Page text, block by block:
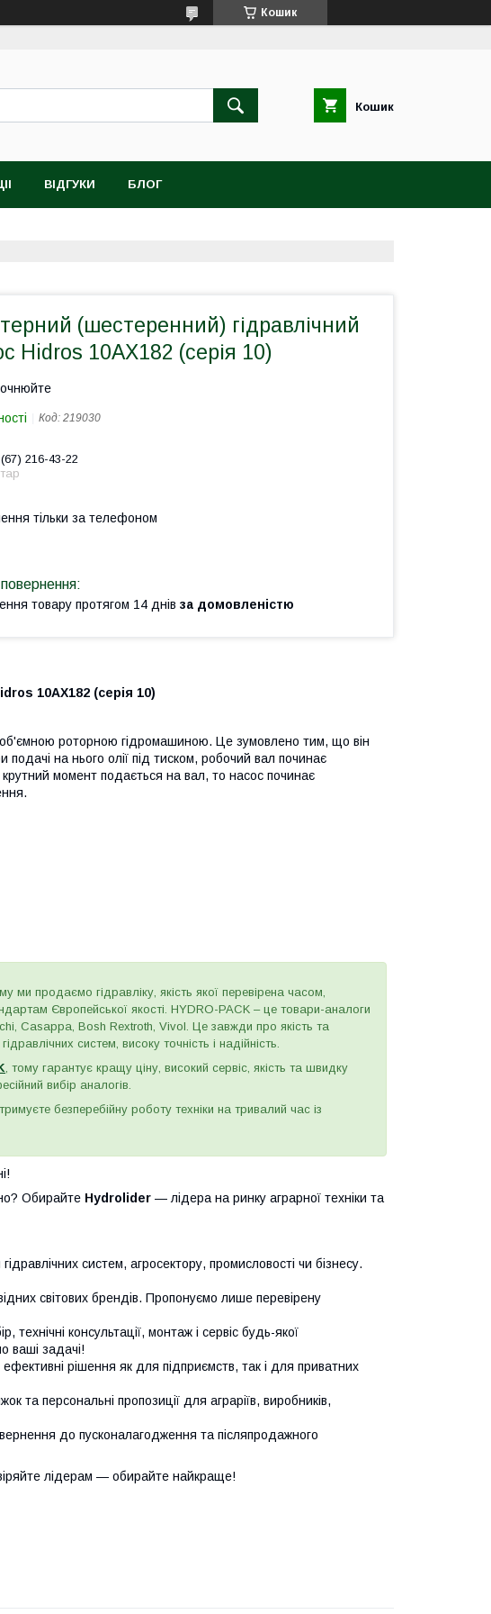
Кошик
Кошик
ВІДГУКИ БЛОГ
(шестеренний) гідравлічний
Hidros 10АХ182 (серія 10)
Код: 219030
216-43-22
тільки за телефоном
товару протягом 14 днів за домовленістю
10АХ182 (серія 10)
роторною гідромашиною. Це зумовлено тим, що він
на нього олії під тиском, робочий вал починає
момент подається на вал, то насос починає
ми продаємо гідравліку, якість якої перевірена часом,
Європейської якості. HYDRO-PACK – це товари-аналоги
Casappa, Bosh Rextroth, Vivol. Це завжди про якість та
систем, високу точність і надійність.
, тому гарантує кращу ціну, високий сервіс, якість та швидку
вибір аналогів.
безперебійну роботу техніки на тривалий час із
Обирайте Hydrolider — лідера на ринку аграрної техніки та
систем, агросектору, промисловості чи бізнесу.
світових брендів. Пропонуємо лише перевірену
технічні консультації, монтаж і сервіс будь-якої
ваші задачі!
рішення як для підприємств, так і для приватних
та персональні пропозиції для аграріїв, виробників,
до пусконалагодження та післяпродажного
лідерам — обирайте найкраще!